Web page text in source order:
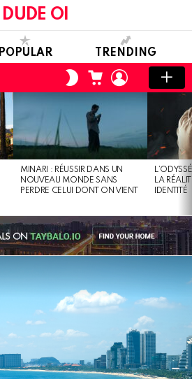
DUDE OI
POPULAR TRENDING
SWITCH
SKIN
CART LOGIN
MINARI : RÉUSSIR DANS UN
NOUVEAU MONDE SANS
PERDRE CELUI DONT ON VIENT
LA
IDENTITÉ